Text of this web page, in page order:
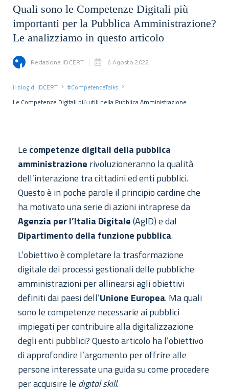
Quali sono le Competenze Digitali più
importanti per la Pubblica Amministrazione?
Le analizziamo in questo articolo
Redazione IDCERT 6 Agosto 2022
Il blog di IDCERT
#CompetenceTalks
Le Competenze Digitali più utili nella Pubblica Amministrazione
Le competenze digitali della pubblica
amministrazione rivoluzioneranno la qualità
dell’interazione tra cittadini ed enti pubblici.
Questo è in poche parole il principio cardine che
ha motivato una serie di azioni intraprese da
Agenzia per l’Italia Digitale(AgID) e dal
Dipartimento della funzione pubblica.
L’obiettivo è completare la trasformazione
digitale dei processi gestionali delle pubbliche
amministrazioni per allinearsi agli obiettivi
definiti dai paesi dell’Unione Europea. Ma quali
sono le competenze necessarie ai pubblici
impiegati per contribuire alla digitalizzazione
degli enti pubblici? Questo articolo ha l’obiettivo
di approfondire l’argomento per offrire alle
persone interessate una guida su come procedere
per acquisire le digital skill.